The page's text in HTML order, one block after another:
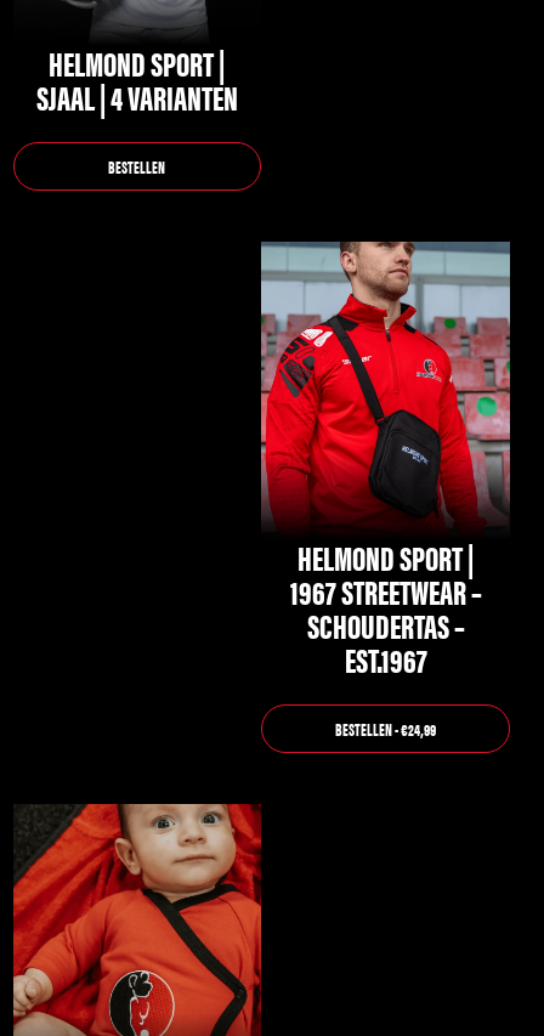
HELMOND SPORT |
SJAAL | 4 VARIANTEN
BESTELLEN
worden
productpagina
HELMOND SPORT |
1967 STREETWEAR –
SCHOUDERTAS –
EST.1967
BESTELLEN - €24,99